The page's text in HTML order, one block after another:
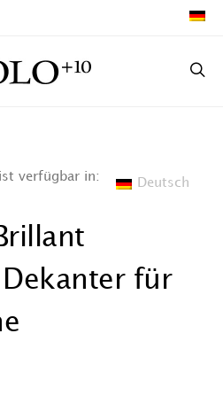
verfügbar in: Deutsch
Dekanter für